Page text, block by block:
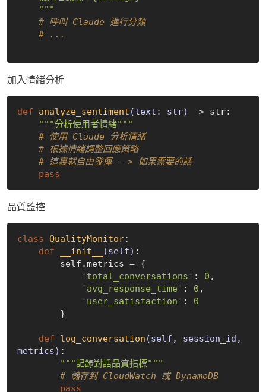
    """
# 呼叫 Claude 進行分類
# ...
加入情緒分析
def analyze_sentiment (text: str)
-> str:
"""分析使用者情緒"""
# 使用 Claude 分析情緒
# 根據情緒調整回應策略
# 這裏就自由發揮 --> 如果需要的話
pass
品質監控
class QualityMonitor:
def
__init__ (self) :
'total_conversations' : 0 ,
'avg_response_time' : 0 ,
'user_satisfaction' : 0
def log_conversation (self, session_id,
metrics) :
"""記錄對話品質指標"""
# 儲存到 CloudWatch 或 DynamoDB
pass